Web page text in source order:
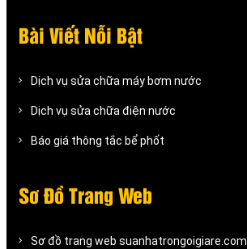
Bài Viết Nỗi Bật
Dịch vụ sửa chữa máy bơm nước
Dịch vụ sửa chữa điện nước
Báo giá thông tắc bể phốt
Sơ Đồ Trang Web
Sơ đồ trang web suanhatrongoigiare.com